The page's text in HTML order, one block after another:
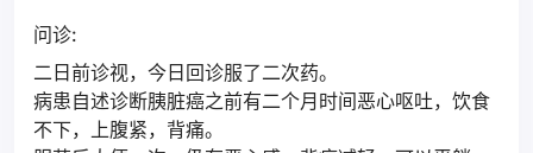
问诊:
二日前诊视，今日回诊服了二次药。
病患自述诊断胰脏癌之前有二个月时间恶心呕吐，饮食
不下，上腹紧，背痛。